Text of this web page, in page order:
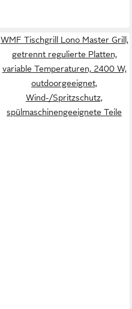
WMF Tischgrill Lono Master Grill,
getrennt regulierte Platten,
variable Temperaturen, 2400 W,
outdoorgeeignet,
Wind-/Spritzschutz,
spülmaschinengeeignete Teile